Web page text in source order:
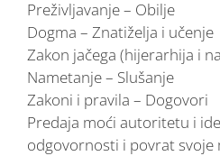
Preživljavanje – Obilje
Dogma – Znatiželja i učenje
Zakon jačega (hijerarhija i
Nametanje – Slušanje
Zakoni i pravila – Dogovori
Predaja moći autoritetu i
odgovornosti i povrat svoje